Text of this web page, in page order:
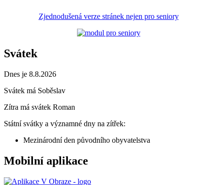
Zjednodušená verze stránek nejen pro seniory
Svátek
Dnes je 8.8.2026
Svátek má Soběslav
Zítra má svátek Roman
Státní svátky a významné dny na zítřek:
Mezinárodní den původního obyvatelstva
Mobilní aplikace